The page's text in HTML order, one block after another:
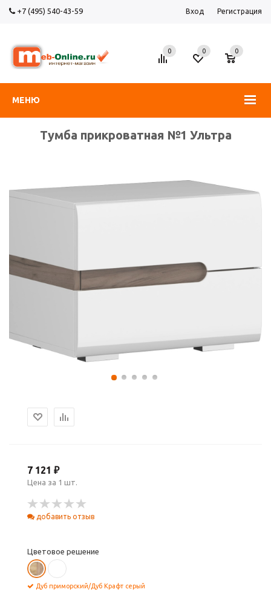
+7 (495) 540-43-59 Вход Регистрация
МЕНЮ
0 0
0
Тумба прикроватная №1 Ультра
7 121 ₽
Цена за 1 шт.
добавить отзыв
Цветовое решение
Дуб приморский/Дуб Крафт серый